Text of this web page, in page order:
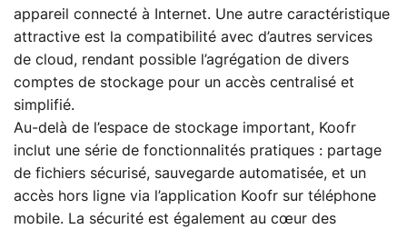
appareil connecté à Internet. Une autre caractéristique
attractive est la compatibilité avec d’autres services
de cloud, rendant possible l’agrégation de divers
comptes de stockage pour un accès centralisé et
simplifié.
Au-delà de l’espace de stockage important, Koofr
inclut une série de fonctionnalités pratiques : partage
de fichiers sécurisé, sauvegarde automatisée, et un
accès hors ligne via l’application Koofr sur téléphone
mobile. La sécurité est également au cœur des